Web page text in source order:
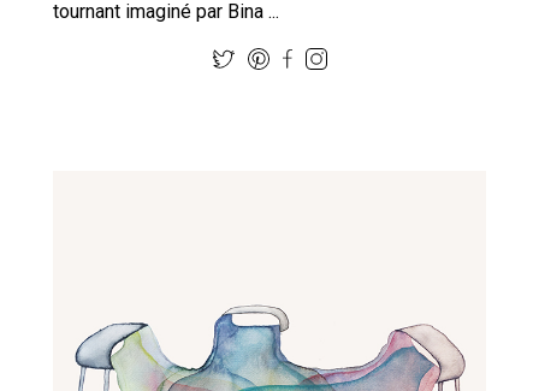
tournant imaginé par Bina ...